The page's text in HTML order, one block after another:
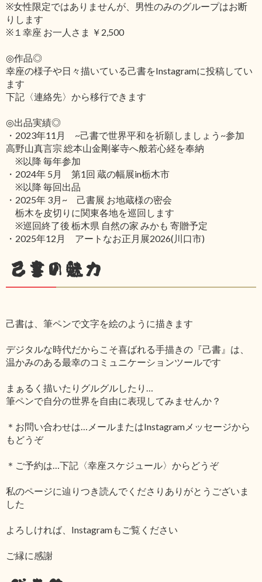
※女性限定ではありませんが、男性のみのグループはお断
りします
※１幸座 お一人さま ￥2,500
◎作品◎
幸座の様子や日々描いている己書をInstagramに投稿してい
ます
下記〈連絡先〉から移行できます
◎出品実績◎
・2023年11月 ~己書で世界平和を祈願しましょう~参加
高野山真言宗 総本山金剛峯寺へ般若心経を奉納
※以降 毎年参加
・2024年 5月 第1回 蔵の幅展in栃木市
※以降 毎回出品
・2025年 3月~ 己書展 お地蔵様の密会
栃木を皮切りに関東各地を巡回します
※巡回終了後 栃木県 自然の家 みかも 寄贈予定
・2025年12月 アートなお正月展2026(川口市)
己書の魅力
己書は、筆ペンで文字を絵のように描きます
デジタルな時代だからこそ喜ばれる手描きの『己書』は、
温かみのある最幸のコミュニケーションツールです
まぁるく描いたりグルグルしたり…
筆ペンで自分の世界を自由に表現してみませんか？
＊お問い合わせは…メールまたはInstagramメッセージから
もどうぞ
＊ご予約は…下記〈幸座スケジュール〉からどうぞ
私のページに辿りつき読んでくださりありがとうございま
した
よろしければ、Instagramもご覧ください
ご縁に感謝